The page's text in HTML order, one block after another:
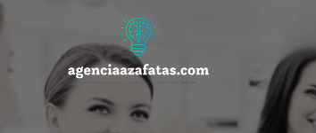
contenido